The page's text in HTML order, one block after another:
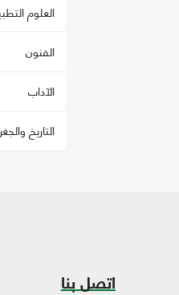
العلوم
الفنون
الآداب
التاريخ
اتصل بنا